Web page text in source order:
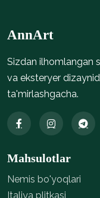
AnnArt
Sizdan ilhomlangan
va eksteryer
ta'mirlashgacha.
Mahsulotlar
Nemis bo'yoqlari
Italiya plitkasi